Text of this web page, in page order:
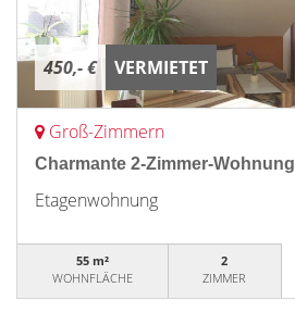
450,- € VERMIETET
Groß-Zimmern
Charmante 2-Zimmer-Wohnung
Etagenwohnung
55 m²
WOHNFLÄCHE
2
ZIMMER